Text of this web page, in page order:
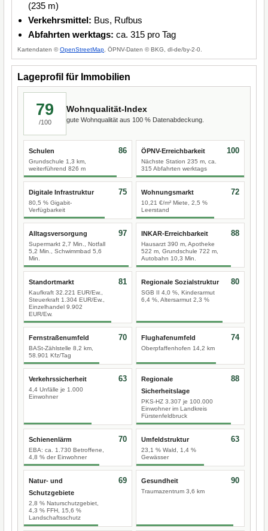
(235 m)
Verkehrsmittel: Bus, Rufbus
Abfahrten werktags: ca. 315 pro Tag
Kartendaten ©OpenStreetMap , ÖPNV-Daten © BKG, dl-de/by-2-0.
Lageprofil für Immobilien
79
/100
Wohnqualität-Index
gute Wohnqualität aus 100 % Datenabdeckung.
Schulen
Grundschule 1,3 km,
weiterführend 826 m
86 ÖPNV-Erreichbarkeit
Nächste Station 235 m, ca.
315 Abfahrten werktags
100
Digitale Infrastruktur
80,5 % Gigabit-
Verfügbarkeit
75 Wohnungsmarkt
10,21 €/m² Miete, 2,5 %
Leerstand
72
Alltagsversorgung
Supermarkt 2,7 Min., Notfall
5,2 Min., Schwimmbad 5,6
Min.
97 INKAR-Erreichbarkeit
Hausarzt 390 m, Apotheke
522 m, Grundschule 722 m,
Autobahn 10,3 Min.
88
Standortmarkt
Kaufkraft 32.221 EUR/Ew.,
Steuerkraft 1.304 EUR/Ew.,
Einzelhandel 9.902
EUR/Ew.
81 Regionale Sozialstruktur
SGB II 4,0 %, Kinderarmut
6,4 %, Altersarmut 2,3 %
80
Fernstraßenumfeld
BASt-Zählstelle 8,2 km,
58.901 Kfz/Tag
70 Flughafenumfeld
Oberpfaffenhofen 14,2 km
74
Verkehrssicherheit
4,4 Unfälle je 1.000
Einwohner
63
Regionale
Sicherheitslage
PKS-HZ 3.307 je 100.000
Einwohner im Landkreis
Fürstenfeldbruck
88
Schienenlärm
EBA: ca. 1.730 Betroffene,
4,8 % der Einwohner
70 Umfeldstruktur
23,1 % Wald, 1,4 %
Gewässer
63
Natur- und
Schutzgebiete
2,8 % Naturschutzgebiet,
4,3 % FFH, 15,6 %
Landschaftsschutz
69 Gesundheit
Traumazentrum 3,6 km
90